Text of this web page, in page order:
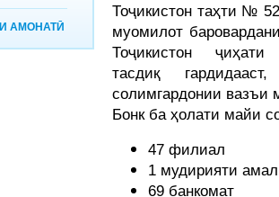
АМОНАТӢ
Тоҷикистон таҳти №
муомилот
Тоҷикистон
тасдиқ
солимгардонии вазъи
Бонк ба ҳолати майи
47 филиал
1 мудирияти
69 банкомат